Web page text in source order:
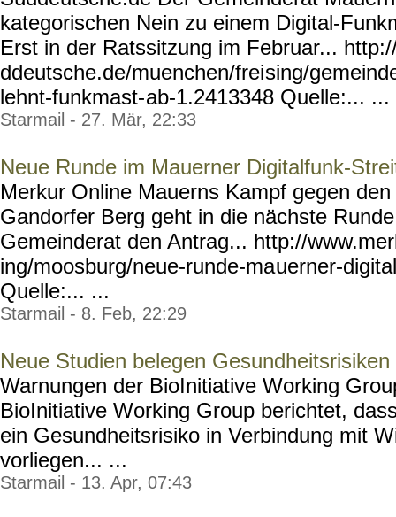
kategorischen Nein zu einem Digital-
Erst in der Ratssitzung im Februar...
ddeutsche.de/muenchen/freising/
lehnt-funkmast-ab-1.2413348 Quelle:... ...
Starmail - 27. Mär, 22:33
Neue Runde im Mauerner Digitalfunk-
Merkur Online Mauerns Kampf gegen
Gandorfer Berg geht in die nächste
Gemeinderat den Antrag... http://
ing/moosburg/neue-runde-mauerner-
Quelle:... ...
Starmail - 8. Feb, 22:29
Neue Studien belegen
Warnungen der BioInitiative Working
BioInitiative Working Group berichtet,
ein Gesundheitsrisiko in Verbindung mit
vorliegen... ...
Starmail - 13. Apr, 07:43